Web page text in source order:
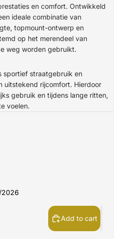
en comfort. Ontwikkeld
ideale combinatie van
topmount-ontwerp en
op het merendeel van
weg worden gebruikt.
sportief straatgebruik en
uitstekend rijcomfort. Hierdoor
gebruik en tijdens lange ritten,
voelen.
2026
Add to cart